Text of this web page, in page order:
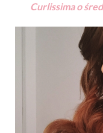
Curlissima o